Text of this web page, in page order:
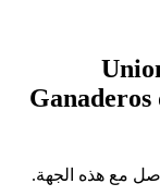
مع هذه الجهة.